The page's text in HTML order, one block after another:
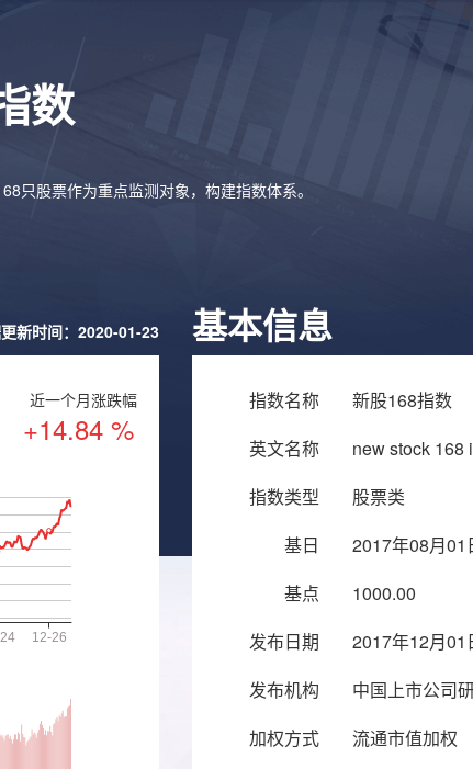
数
只股票作为重点监测对象，构建指数体系。
新时间：2020-01-23
近一个月涨跌幅
+14.84 %
基本信息
指数名称
新股168指数
英文名称
new stock 168
指数类型
股票类
基日
2017年08月01
基点
1000.00
发布日期
2017年12月01
发布机构
中国上市公司
加权方式
流通市值加权